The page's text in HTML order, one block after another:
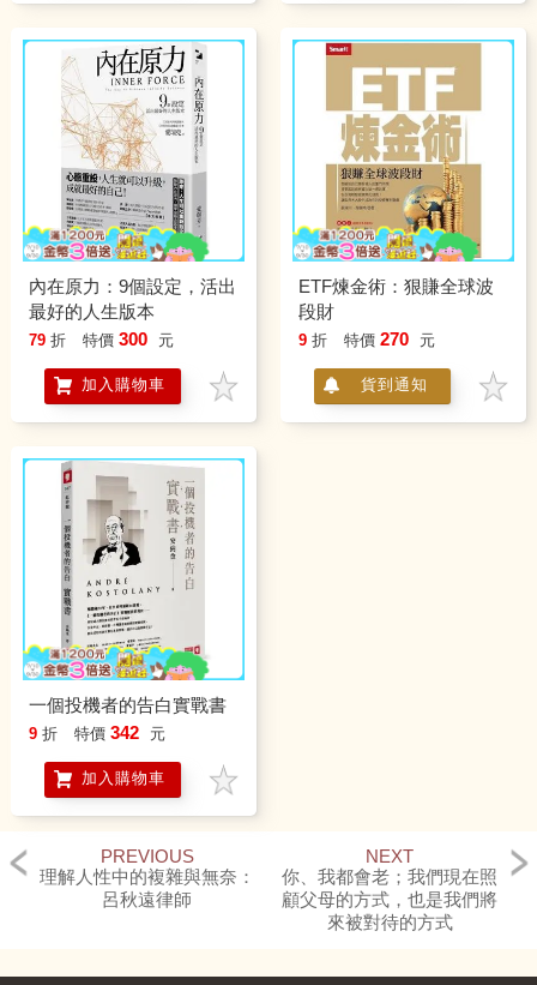
內在原力：9個設定，活出
最好的人生版本
79 折 特價 300 元
加入購物車
ETF煉金術：狠賺全球波
段財
9 折 特價 270 元
貨到通知
一個投機者的告白實戰書
9 折 特價 342 元
加入購物車
PREVIOUS
理解人性中的複雜與無奈：
呂秋遠律師
NEXT
你、我都會老；我們現在照
顧父母的方式，也是我們將
來被對待的方式